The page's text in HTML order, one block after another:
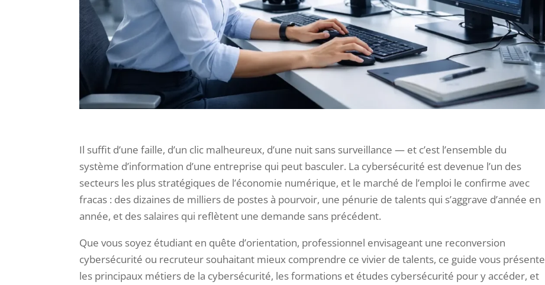
Il suffit d’une faille, d’un clic malheureux, d’une nuit sans surveillance — et c’est l’ensemble du
système d’information d’une entreprise qui peut basculer. La cybersécurité est devenue l’un des
secteurs les plus stratégiques de l’économie numérique, et le marché de l’emploi le confirme avec
fracas : des dizaines de milliers de postes à pourvoir, une pénurie de talents qui s’aggrave d’année en
année, et des salaires qui reflètent une demande sans précédent.
Que vous soyez étudiant en quête d’orientation, professionnel envisageant une reconversion
cybersécurité ou recruteur souhaitant mieux comprendre ce vivier de talents, ce guide vous présente
les principaux métiers de la cybersécurité, les formations et études cybersécurité pour y accéder, et